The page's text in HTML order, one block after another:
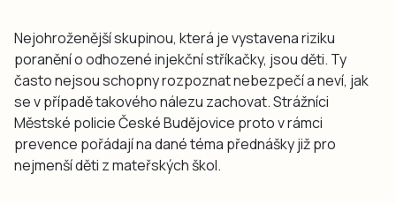
Nejohroženější skupinou, která je vystavena riziku
poranění o odhozené injekční stříkačky, jsou děti. Ty
často nejsou schopny rozpoznat nebezpečí a neví, jak
se v případě takového nálezu zachovat. Strážníci
Městské policie České Budějovice proto v rámci
prevence pořádají na dané téma přednášky již pro
nejmenší děti z mateřských škol.